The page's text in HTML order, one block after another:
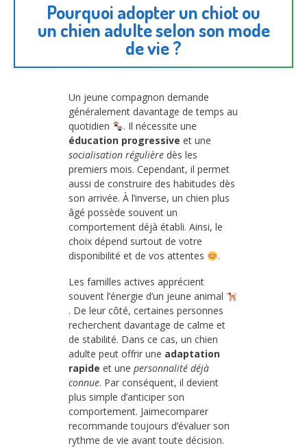
Pourquoi adopter un chiot ou
un chien adulte selon son mode
de vie ?
Un jeune compagnon demande
généralement davantage de temps au
quotidien
. Il nécessite une
éducation progressive et une
socialisation régulière dès les
premiers mois. Cependant, il permet
aussi de construire des habitudes dès
son arrivée. À l’inverse, un chien plus
âgé possède souvent un
comportement déjà établi. Ainsi, le
choix dépend surtout de votre
disponibilité et de vos attentes
.
Les familles actives apprécient
souvent l’énergie d’un jeune animal
. De leur côté, certaines personnes
recherchent davantage de calme et
de stabilité. Dans ce cas, un chien
adulte peut offrir une adaptation
rapide et une personnalité déjà
connue. Par conséquent, il devient
plus simple d’anticiper son
comportement. Jaimecomparer
recommande toujours d’évaluer son
rythme de vie avant toute décision.